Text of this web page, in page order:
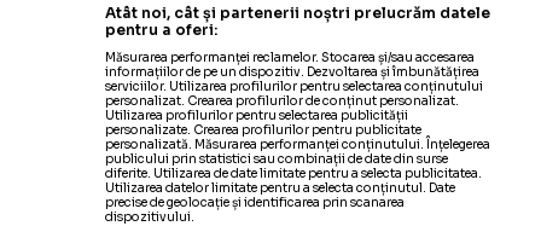
Atât noi, cât și partenerii noștri prelucrăm datele
pentru a oferi:
Măsurarea performanței reclamelor. Stocarea și/sau accesarea
informațiilor de pe un dispozitiv. Dezvoltarea și îmbunătățirea
serviciilor. Utilizarea profilurilor pentru selectarea conținutului
personalizat. Crearea profilurilor de conținut personalizat.
Utilizarea profilurilor pentru selectarea publicității
personalizate. Crearea profilurilor pentru publicitate
personalizată. Măsurarea performanței conținutului. Înțelegerea
publicului prin statistici sau combinații de date din surse
diferite. Utilizarea de date limitate pentru a selecta publicitatea.
Utilizarea datelor limitate pentru a selecta conținutul. Date
precise de geolocație și identificarea prin scanarea
dispozitivului.